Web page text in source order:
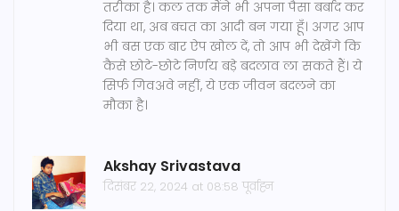
तरीका है। कल तक मैंने भी अपना पैसा बर्बाद कर
दिया था, अब बचत का आदी बन गया हूँ। अगर आप
भी बस एक बार ऐप खोल दें, तो आप भी देखेंगे कि
कैसे छोटे-छोटे निर्णय बड़े बदलाव ला सकते हैं। ये
सिर्फ गिवअवे नहीं, ये एक जीवन बदलने का
मौका है।
Akshay Srivastava
दिसंबर 22, 2024 at 08:58 पूर्वाह्न